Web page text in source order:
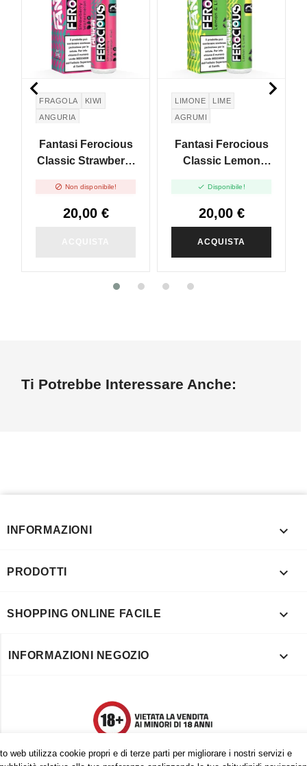
FRAGOLA
KIWI
ANGURIA
Fantasi Ferocious
Classic Strawberry
Vape Shot 20ml
 Non disponibile!
20,00 €
LIMONE
LIME
AGRUMI
Fantasi Ferocious
Classic Lemon
20ml
 Disponibile!
20,00 €
ACQUISTA
 
Ti Potrebbe Interessare Anche:
web utilizza cookie propri e di terze parti per migliorare i nostri servizi e
INFORMAZIONI 
PRODOTTI 
SHOPPING ONLINE FACILE 
INFORMAZIONI NEGOZIO 